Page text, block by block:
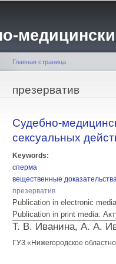
Вы здесь
Главная страница
презерватив
Судебно-
сексуальных
Keywords:
сперма
вещественные доказательства
презерватив
Publication in electronic
Publication in print media:
Т. В. Иванина, А. А.
ГУЗ «Нижегородское